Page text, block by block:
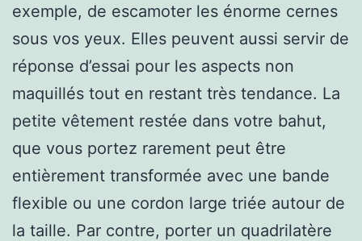
exemple, de escamoter les énorme cernes
sous vos yeux. Elles peuvent aussi servir de
réponse d’essai pour les aspects non
maquillés tout en restant très tendance. La
petite vêtement restée dans votre bahut,
que vous portez rarement peut être
entièrement transformée avec une bande
flexible ou une cordon large triée autour de
la taille. Par contre, porter un quadrilatère